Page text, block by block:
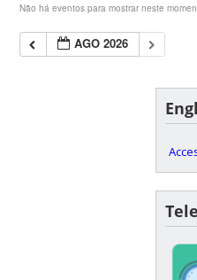
Não há eventos para mostrar neste
AGO 2026